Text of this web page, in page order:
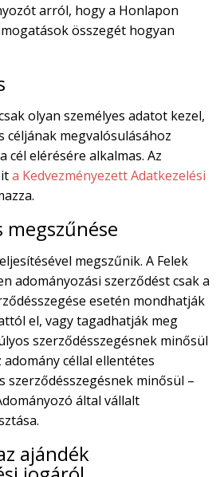
arról, hogy a Honlapon
összegét hogyan
olyan személyes adatot kezel,
céljának megvalósulásához
cél elérésére alkalmas. Az
a Kedvezményezett Adatkezelési
megszűnése
megszűnik. A Felek
adományozási szerződést csak a
esetén mondhatják
el, vagy tagadhatják meg
szerződésszegésnek minősül
céllal ellentétes
szerződésszegésnek minősül –
által vállalt
ajándék